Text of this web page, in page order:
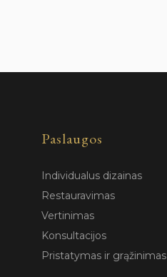
Paslaugos
Individualus dizainas
Restauravimas
Vertinimas
Konsultacijos
Pristatymas ir grąžinimas